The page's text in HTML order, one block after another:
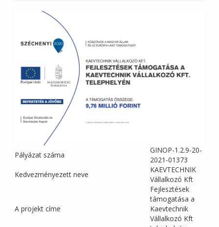
Pályázat száma
GINOP-1.2.9-20-
2021-01373
Kedvezményezett neve
KAEVTECHNIK
Vállalkozó Kft
A projekt címe
Fejlesztések
támogatása a
Kaevtechnik
Vállalkozó Kft